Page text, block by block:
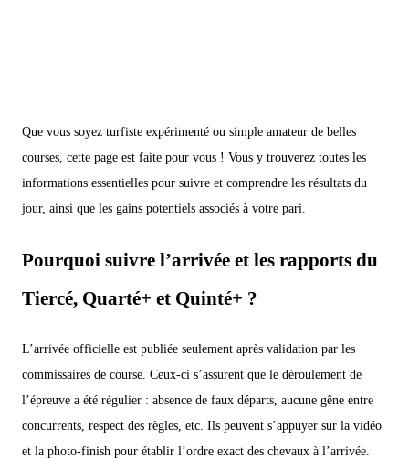
Que vous soyez turfiste expérimenté ou simple amateur de belles
courses, cette page est faite pour vous ! Vous y trouverez toutes les
informations essentielles pour suivre et comprendre les résultats du
jour, ainsi que les gains potentiels associés à votre pari.
Pourquoi suivre l’arrivée et les rapports du
Tiercé, Quarté+ et Quinté+ ?
L’arrivée officielle est publiée seulement après validation par les
commissaires de course. Ceux-ci s’assurent que le déroulement de
l’épreuve a été régulier : absence de faux départs, aucune gêne entre
concurrents, respect des règles, etc. Ils peuvent s’appuyer sur la vidéo
et la photo-finish pour établir l’ordre exact des chevaux à l’arrivée.